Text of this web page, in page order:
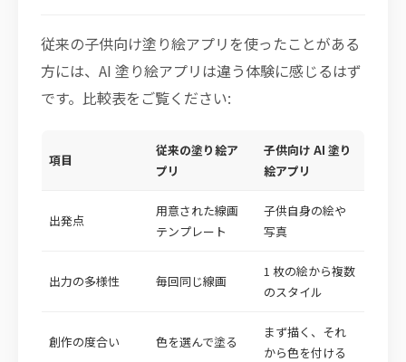
従来の子供向け塗り絵アプリを使ったことがある
方には、AI 塗り絵アプリは違う体験に感じるはず
です。比較表をご覧ください:
項目
従来の塗り絵ア
プリ
子供向け AI 塗り
絵アプリ
出発点
用意された線画
テンプレート
子供自身の絵や
写真
出力の多様性 毎回同じ線画
1 枚の絵から複数
のスタイル
創作の度合い 色を選んで塗る
まず描く、それ
から色を付ける